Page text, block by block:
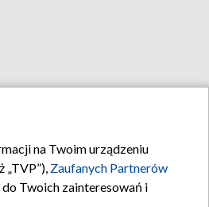
na Twoim urządzeniu
„TVP”), Zaufanych Partnerów
Twoich zainteresowań i